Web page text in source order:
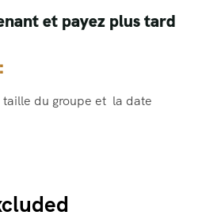
et payez plus tard
du groupe et la date